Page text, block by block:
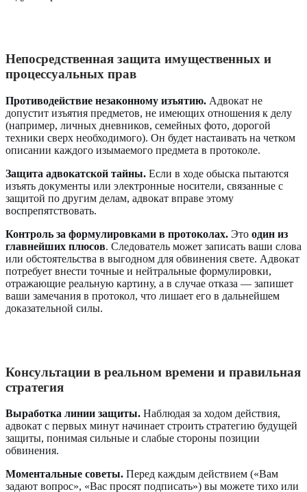
Непосредственная защита имущественных и
процессуальных прав
Противодействие незаконному изъятию. Адвокат не
допустит изъятия предметов, не имеющих отношения к делу
(например, личных дневников, семейных фото, дорогой
техники сверх необходимого). Он будет настаивать на четком
описании каждого изымаемого предмета в протоколе.
Защита адвокатской тайны. Если в ходе обыска пытаются
изъять документы или электронные носители, связанные с
защитой по другим делам, адвокат вправе этому
воспрепятствовать.
Контроль за формулировками в протоколах. Это один из
главнейших плюсов. Следователь может записать ваши слова
или обстоятельства в выгодном для обвинения свете. Адвокат
потребует внести точные и нейтральные формулировки,
отражающие реальную картину, а в случае отказа — запишет
ваши замечания в протокол, что лишает его в дальнейшем
доказательной силы.
Консультации в реальном времени и правильная
стратегия
Выработка линии защиты. Наблюдая за ходом действия,
адвокат с первых минут начинает строить стратегию будущей
защиты, понимая сильные и слабые стороны позиции
обвинения.
Моментальные советы. Перед каждым действием («Вам
задают вопрос», «Вас просят подписать») вы можете тихо или